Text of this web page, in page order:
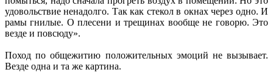
удовольствие ненадолго. Так как стекол в окнах через одно. И
рамы гнилые. О плесени и трещинах вообще не говорю. Это
везде и повсюду».
Поход по общежитию положительных эмоций не вызывает.
Везде одна и та же картина.